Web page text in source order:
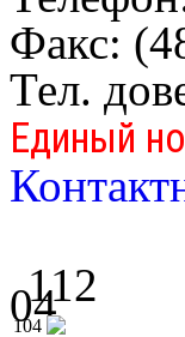
Факс:
Тел.
Единый
04
112
104